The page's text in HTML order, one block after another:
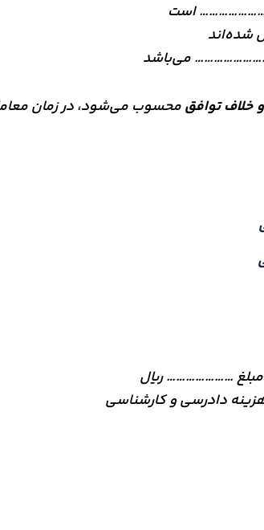
است
شده‌اند
می‌باشد
خلاف توافقمحسوب می‌شود، در زمان
………………… ریال
دادرسی و کارشناسی